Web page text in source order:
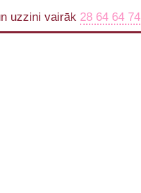
uzzini vairāk 28 64 64 74